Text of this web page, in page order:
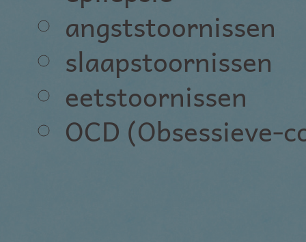
angststoornissen
slaapstoornissen
eetstoornissen
OCD (Obsessieve-